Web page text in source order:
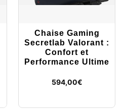
Chaise Gaming
Secretlab Valorant :
Confort et
Performance Ultime
594,00€